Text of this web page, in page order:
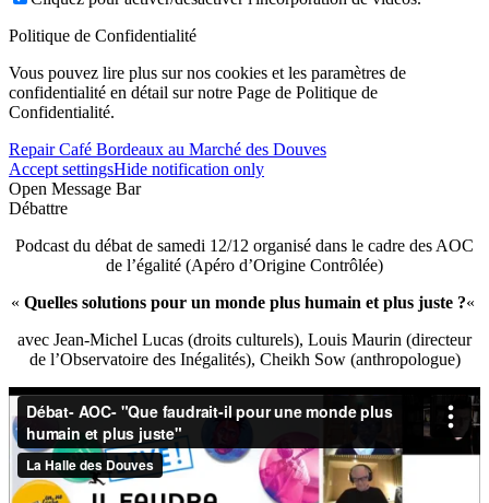
Politique de Confidentialité
Vous pouvez lire plus sur nos cookies et les paramètres de
confidentialité en détail sur notre Page de Politique de
Confidentialité.
Repair Café Bordeaux au Marché des Douves
Accept settingsHide notification only
Open Message Bar
Débattre
Podcast du débat de samedi 12/12 organisé dans le cadre des AOC
de l’égalité (Apéro d’Origine Contrôlée)
« Quelles solutions pour un monde plus humain et plus juste ?«
avec Jean-Michel Lucas (droits culturels), Louis Maurin (directeur
de l’Observatoire des Inégalités), Cheikh Sow (anthropologue)